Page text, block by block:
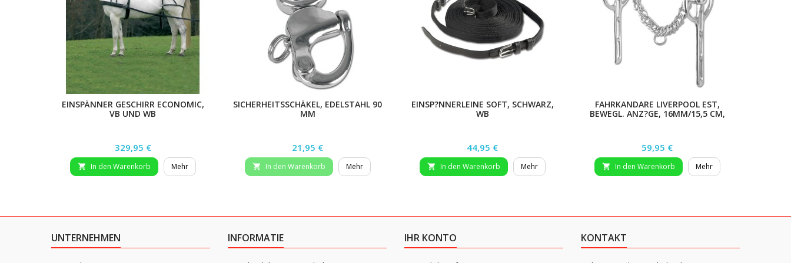
EINSPÄNNER GESCHIRR ECONOMIC,
VB UND WB
Preis
329,95 €
 In den Warenkorb Mehr
SICHERHEITSSCHÄKEL, EDELSTAHL 90
MM
Preis
21,95 €
 In den Warenkorb Mehr
EINSP?NNERLEINE SOFT, SCHWARZ,
WB
Preis
44,95 €
 In den Warenkorb Mehr
FAHRKANDARE LIVERPOOL EST,
BEWEGL. ANZ?GE, 16MM/15,5 CM,
Preis
59,95 €
 In den Warenkorb Mehr
UNTERNEHMEN INFORMATIE IHR KONTO KONTAKT